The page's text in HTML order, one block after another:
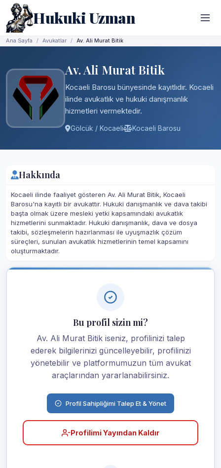
Hukuki Uzman
Ana Sayfa Avukatlar Av. Ali Murat Bitik
Av. Ali Murat Bitik
Kocaeli Barosu bünyesinde kayıtlıdır. Kocaeli
ilinde avukatlık ve hukuki danışmanlık
hizmetleri vermektedir.
Gölcük / Kocaeli Kocaeli Barosu
Hakkında
Kocaeli ilinde faaliyet gösteren Av. Ali Murat Bitik, Kocaeli
Barosu'na kayıtlı bir avukattır. Hukuki danışmanlık ve dava takibi
başta olmak üzere mesleki yetki kapsamındaki avukatlık
hizmetlerini sunmaktadır. Hukuki danışmanlık, dava ve dosya
takibi, sözleşmelerin hazırlanması ile uyuşmazlık çözüm
süreçleri, sunulan avukatlık hizmetlerinin temel kapsamını
oluşturmaktadır.
Bu profil sizin mi?
Av. Ali Murat Bitik iseniz, profilinizi talep
ederek bilgilerinizi güncelleyebilir, profilinizi
yönetebilir ve platformumuzun tüm avukat
araçlarından yararlanabilirsiniz.
Profil Sahipliğimi Talep Et & Yönet
Profilimi Yayından Kaldır